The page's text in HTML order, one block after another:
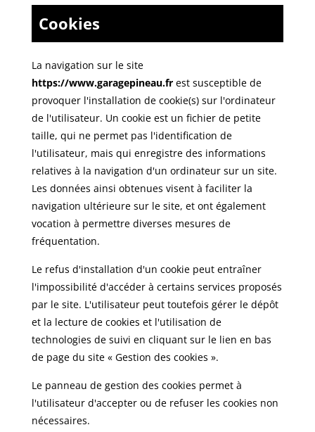
Cookies
La navigation sur le site
https://www.garagepineau.fr est susceptible de
provoquer l'installation de cookie(s) sur l'ordinateur
de l'utilisateur. Un cookie est un fichier de petite
taille, qui ne permet pas l'identification de
l'utilisateur, mais qui enregistre des informations
relatives à la navigation d'un ordinateur sur un site.
Les données ainsi obtenues visent à faciliter la
navigation ultérieure sur le site, et ont également
vocation à permettre diverses mesures de
fréquentation.
Le refus d'installation d'un cookie peut entraîner
l'impossibilité d'accéder à certains services proposés
par le site. L'utilisateur peut toutefois gérer le dépôt
et la lecture de cookies et l'utilisation de
technologies de suivi en cliquant sur le lien en bas
de page du site « Gestion des cookies ».
Le panneau de gestion des cookies permet à
l'utilisateur d'accepter ou de refuser les cookies non
nécessaires.